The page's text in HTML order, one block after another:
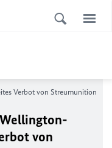
Verbot von Streumunition
von